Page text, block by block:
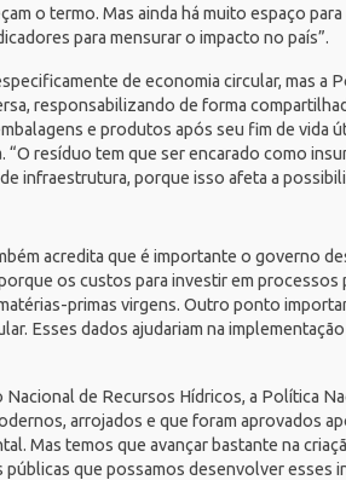
o termo. Mas ainda há muito espaço
para mensurar o impacto no país”.
de economia circular, mas a
responsabilizando de forma
e produtos após seu fim de
“O resíduo tem que ser encarado como
infraestrutura, porque isso afeta a
acredita que é importante o governo
os custos para investir em
primas virgens. Outro ponto
Esses dados ajudariam na
Nacional de Recursos Hídricos, a Política
arrojados e que foram aprovados
Mas temos que avançar bastante na
que possamos desenvolver esses